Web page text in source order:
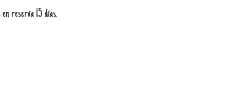
reserva 15 días.